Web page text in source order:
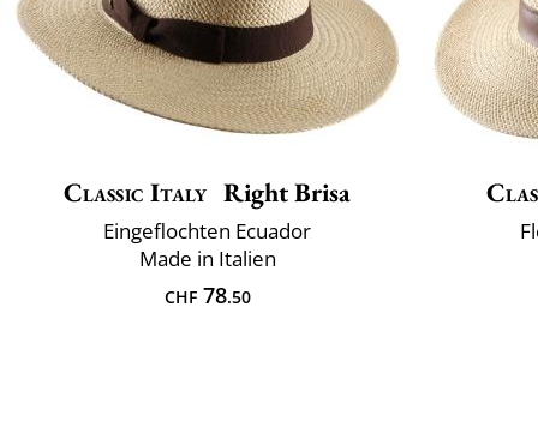
Classic Italy Right Brisa
Eingeflochten Ecuador
Made in Italien
CHF78.50